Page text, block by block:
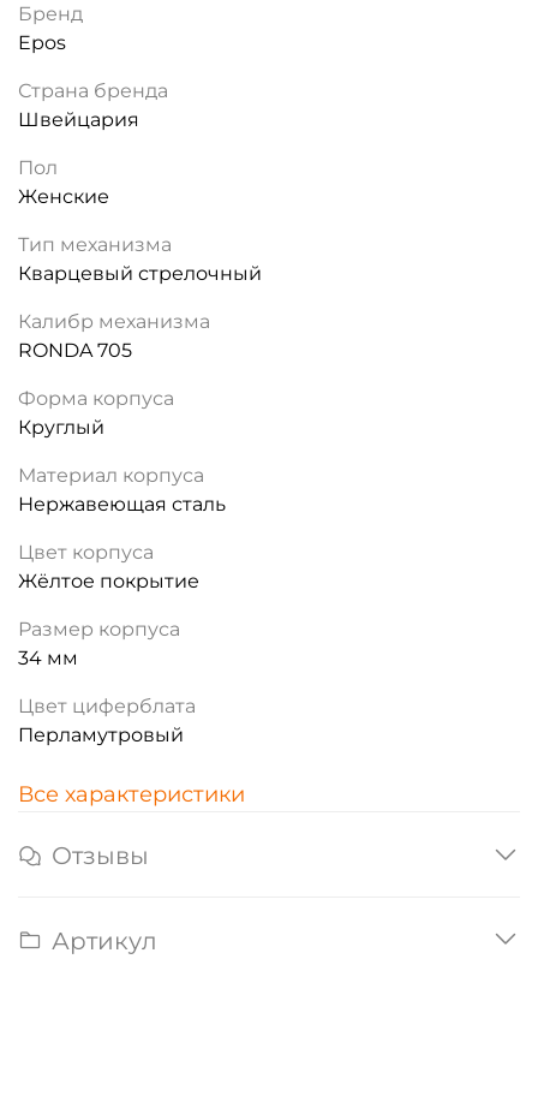
Бренд
Epos
Страна бренда
Швейцария
Пол
Женские
Тип механизма
Кварцевый стрелочный
Калибр механизма
RONDA 705
Форма корпуса
Круглый
Материал корпуса
Нержавеющая сталь
Цвет корпуса
Жёлтое покрытие
Размер корпуса
34 мм
Цвет циферблата
Перламутровый
Все характеристики
Отзывы
Артикул